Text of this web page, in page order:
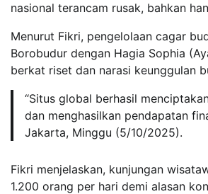
nasional terancam rusak, bahkan
Menurut Fikri, pengelolaan cagar
Borobudur dengan Hagia Sophia
berkat riset dan narasi keunggulan
“Situs global berhasil
dan menghasilkan pendapatan
Jakarta, Minggu (5/10/2025).
Fikri menjelaskan, kunjungan
1.200 orang per hari demi alasan